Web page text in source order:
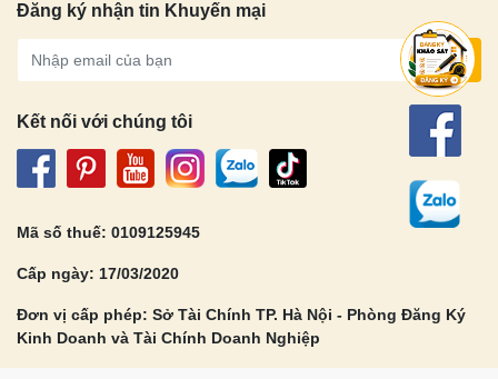
Đăng ký nhận tin Khuyến mại
Gửi
Kết nối với chúng tôi
Mã số thuế: 0109125945
Cấp ngày: 17/03/2020
Đơn vị cấp phép: Sở Tài Chính TP. Hà Nội - Phòng Đăng Ký
Kinh Doanh và Tài Chính Doanh Nghiệp